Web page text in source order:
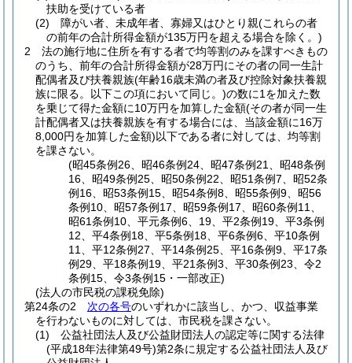
扶助を受けている者
(2)
障がい者、未成年者、寡婦又はひとり親(これらの者
の前年の合計所得金額が135万円を超える場合を除く。)
2
法の施行地に住所を有する者で均等割のみを課すべきもの
のうち、前年の合計所得金額が28万円にその者の同一生計
配偶者及び扶養親族(年齢16歳未満の者及び控除対象扶養親
族に限る。以下この項において同じ。)の数に1を加えた数
を乗じて得た金額に10万円を加算した金額(その者が同一生
計配偶者又は扶養親族を有する場合には、当該金額に16万
8,000円を加算した金額)以下である者に対しては、均等割
を課さない。
(昭45条例26、昭46条例24、昭47条例21、昭48条例
16、昭49条例25、昭50条例22、昭51条例7、昭52条
例16、昭53条例15、昭54条例8、昭55条例9、昭56
条例10、昭57条例17、昭59条例17、昭60条例11、
昭61条例10、平元条例6、19、平2条例19、平3条例
12、平4条例18、平5条例18、平6条例6、平10条例
11、平12条例27、平14条例25、平16条例9、平17条
例29、平18条例19、平21条例3、平30条例23、令2
条例15、令3条例15・一部改正)
(法人の市民税の課税免除)
第24条の2
次の各号のいずれかに該当し、かつ、収益事業
を行わないものに対しては、市民税を課さない。
(1)
公益社団法人及び公益財団法人の認定等に関する法律
(平成18年法律第49号)第2条に規定する公益社団法人及び